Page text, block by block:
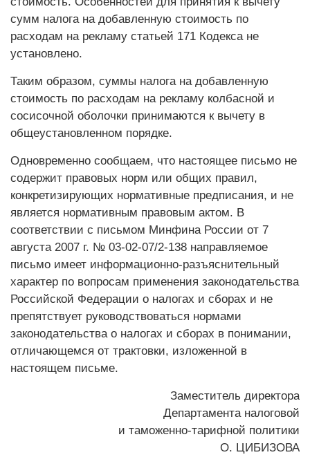
сумм налога на добавленную стоимость по
расходам на рекламу статьей 171 Кодекса не
установлено.
Таким образом, суммы налога на добавленную
стоимость по расходам на рекламу колбасной и
сосисочной оболочки принимаются к вычету в
общеустановленном порядке.
Одновременно сообщаем, что настоящее письмо не
содержит правовых норм или общих правил,
конкретизирующих нормативные предписания, и не
является нормативным правовым актом. В
соответствии с письмом Минфина России от 7
августа 2007 г. № 03-02-07/2-138 направляемое
письмо имеет информационно-разъяснительный
характер по вопросам применения законодательства
Российской Федерации о налогах и сборах и не
препятствует руководствоваться нормами
законодательства о налогах и сборах в понимании,
отличающемся от трактовки, изложенной в
настоящем письме.
Заместитель директора
Департамента налоговой
и таможенно-тарифной политики
О. ЦИБИЗОВА